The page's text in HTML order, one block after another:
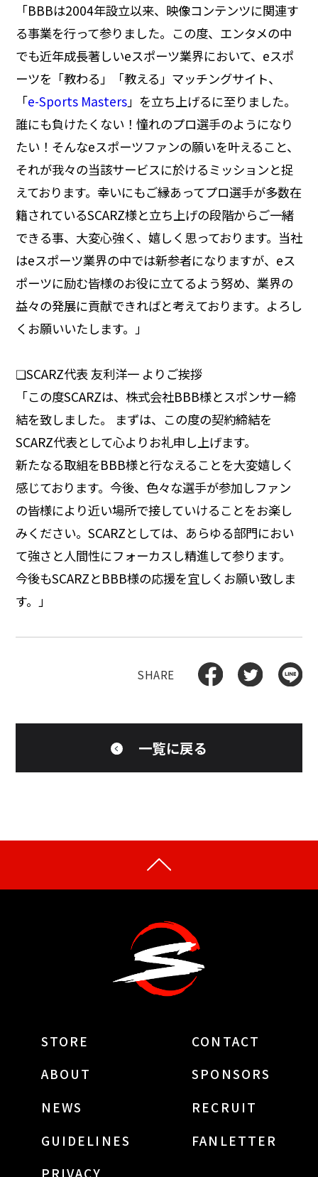
「BBBは2004年設立以来、映像コンテンツに関連す
る事業を行って参りました。この度、エンタメの中
でも近年成長著しいeスポーツ業界において、eスポ
ーツを「教わる」「教える」マッチングサイト、
「e-Sports Masters」を立ち上げるに至りました。
誰にも負けたくない！憧れのプロ選手のようになり
たい！そんなeスポーツファンの願いを叶えること、
それが我々の当該サービスに於けるミッションと捉
えております。幸いにもご縁あってプロ選手が多数在
籍されているSCARZ様と立ち上げの段階からご一緒
できる事、大変心強く、嬉しく思っております。当社
はeスポーツ業界の中では新参者になりますが、eス
ポーツに励む皆様のお役に立てるよう努め、業界の
益々の発展に貢献できればと考えております。よろし
くお願いいたします。」
❏SCARZ代表 友利洋一 よりご挨拶
「この度SCARZは、株式会社BBB様とスポンサー締
結を致しました。 まずは、この度の契約締結を
SCARZ代表として心よりお礼申し上げます。
新たなる取組をBBB様と行なえることを大変嬉しく
感じております。今後、色々な選手が参加しファン
の皆様により近い場所で接していけることをお楽し
みください。SCARZとしては、あらゆる部門におい
て強さと人間性にフォーカスし精進して参ります。
今後もSCARZとBBB様の応援を宜しくお願い致しま
す。」
一覧に戻る
STORE
CONTACT
ABOUT
SPONSORS
NEWS
RECRUIT
GUIDELINES
FANLETTER
PRIVACY